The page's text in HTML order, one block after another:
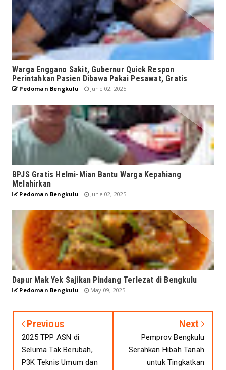
Warga Enggano Sakit, Gubernur Quick Respon
Perintahkan Pasien Dibawa Pakai Pesawat, Gratis
Pedoman Bengkulu June 02, 2025
BPJS Gratis Helmi-Mian Bantu Warga Kepahiang
Melahirkan
Pedoman Bengkulu June 02, 2025
Dapur Mak Yek Sajikan Pindang Terlezat di Bengkulu
Pedoman Bengkulu May 09, 2025
Previous
2025 TPP ASN di
Seluma Tak Berubah,
P3K Teknis Umum dan
Next
Pemprov Bengkulu
Serahkan Hibah Tanah
untuk Tingkatkan